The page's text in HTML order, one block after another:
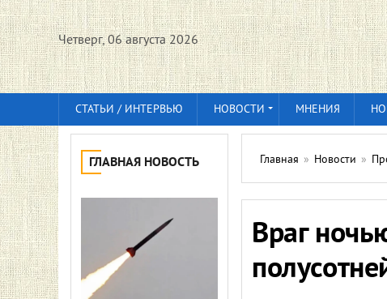
Четверг, 06 августа 2026
СТАТЬИ / ИНТЕРВЬЮ НОВОСТИ МНЕНИЯ
ГЛАВНАЯ НОВОСТЬ Главная » Новости »
Враг